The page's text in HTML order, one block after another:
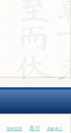
鬼神思想 香川 高齢者人